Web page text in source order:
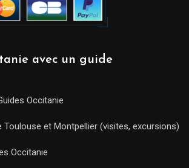
avec un guide
Occitanie
et Montpellier (visites, excursions)
Occitanie